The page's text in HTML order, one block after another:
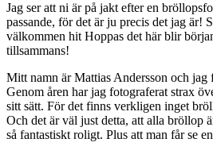
Jag ser att ni är på jakt efter en
passande, för det är ju precis det jag är!
välkommen hit Hoppas det här blir
tillsammans!
Mitt namn är Mattias Andersson och jag
Genom åren harjag fotograferat strax
sitt sätt. För det finns verkligen inget
Och det är väl just detta, att alla bröllop
så fantastiskt roligt. Plus att man fårse en